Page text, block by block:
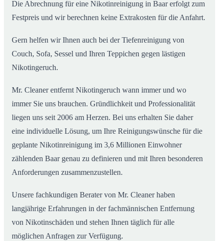
Die Abrechnung für eine Nikotinreinigung in Baar erfolgt zum
Festpreis und wir berechnen keine Extrakosten für die Anfahrt.
Gern helfen wir Ihnen auch bei der Tiefenreinigung von
Couch, Sofa, Sessel und Ihren Teppichen gegen lästigen
Nikotingeruch.
Mr. Cleaner entfernt Nikotingeruch wann immer und wo
immer Sie uns brauchen. Gründlichkeit und Professionalität
liegen uns seit 2006 am Herzen. Bei uns erhalten Sie daher
eine individuelle Lösung, um Ihre Reinigungswünsche für die
geplante Nikotinreinigung im 3,6 Millionen Einwohner
zählenden Baar genau zu definieren und mit Ihren besonderen
Anforderungen zusammenzustellen.
Unsere fachkundigen Berater von Mr. Cleaner haben
langjährige Erfahrungen in der fachmännischen Entfernung
von Nikotinschäden und stehen Ihnen täglich für alle
möglichen Anfragen zur Verfügung.